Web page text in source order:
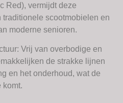
Red), vermijdt deze
scootmobielen en
moderne senioren.
Vrij van overbodige en
de strakke lijnen
en het onderhoud, wat de
komt.